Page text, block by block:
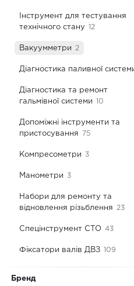
Інструмент для тестування
технічного стану
12
Вакуумметри 2
Діагностика паливної
Діагностика та ремонт
гальмівної системи
10
Допоміжні інструменти та
пристосування
75
Компресометри 3
Манометри 3
Набори для ремонту та
відновлення різьблення
23
Спецінструмент СТО 43
Фіксатори валів ДВЗ 109
Бренд